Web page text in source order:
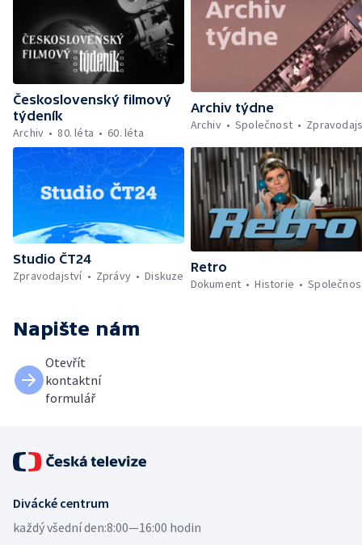
Československý filmový
týdeník
Archiv
80. léta 60. léta
Archiv týdne
Archiv
Společnost
Studio ČT24
Zpravodajství
Zprávy Diskuze
Retro
Dokument
Historie
Napište nám
Otevřít
kontaktní
formulář
Divácké centrum
každý všední den:8:00—16:00 hodin